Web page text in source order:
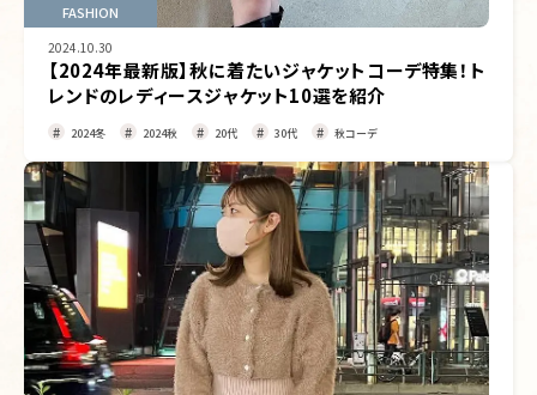
FASHION
2024.10.30
【2024年最新版】秋に着たいジャケットコーデ特集！ト
レンドのレディースジャケット10選を紹介
2024冬 2024秋 20代 30代 秋コーデ